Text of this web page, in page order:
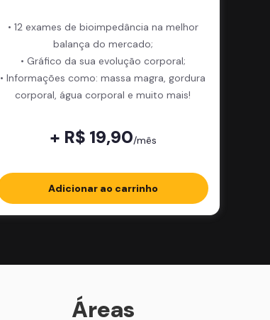
• 12 exames de bioimpedância na melhor
balança do mercado;
• Gráfico da sua evolução corporal;
• Informações como: massa magra, gordura
corporal, água corporal e muito mais!
+ R$ 19,90/mês
Adicionar ao carrinho
Áreas